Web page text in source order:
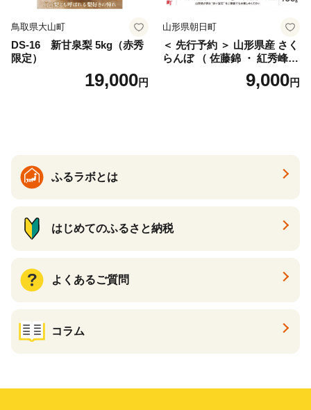
鳥取県大山町
DS-16 新甘泉梨 5kg（赤秀
限定）
19,000円
山形県朝日町
＜ 先行予約 ＞ 山形県産 さく
らんぼ （ 佐藤錦 ・ 紅秀峰
） ご家庭用 M以上 700g 【20
26年6月下旬から7月上旬発
9,000円
ふるラボとは
はじめてのふるさと納税
よくあるご質問
コラム